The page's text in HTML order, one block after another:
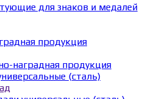
для знаков и медалей
продукция
наградная продукция
(сталь)